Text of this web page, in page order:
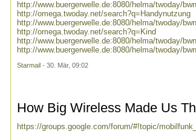
http://www.buergerwelle.de:8080/helma/twoday/
http://omega.twoday.net/search?q=Handynutzung
http://www.buergerwelle.de:8080/helma/twoday/
http://omega.twoday.net/search?q=Kind
http://www.buergerwelle.de:8080/helma/twoday/
http://www.buergerwelle.de:8080/helma/twoday/
Starmail - 30. Mär, 09:02
How Big Wireless Made Us
https://groups.google.com/forum/#!topic/